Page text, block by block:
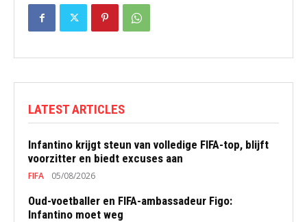
LATEST ARTICLES
Infantino krijgt steun van volledige FIFA-top, blijft
voorzitter en biedt excuses aan
FIFA 05/08/2026
Oud-voetballer en FIFA-ambassadeur Figo:
Infantino moet weg